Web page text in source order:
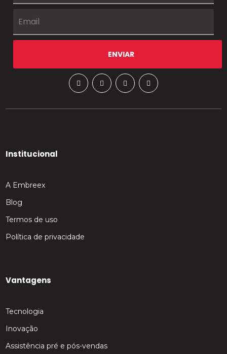
Institucional
A Embreex
Blog
Termos de uso
Política de privacidade
Vantagens
Tecnologia
Inovação
Assistência pré e pós-vendas